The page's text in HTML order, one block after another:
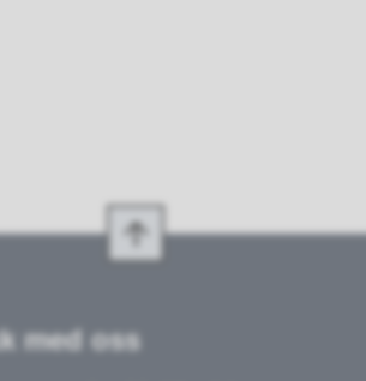
med oss